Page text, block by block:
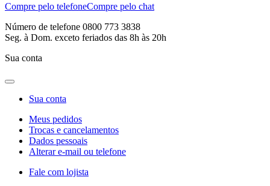
Compre pelo telefoneCompre pelo chat
Número de telefone 0800 773 3838
Seg. à Dom. exceto feriados das 8h às 20h
Sua conta
Sua conta
Meus pedidos
Trocas e cancelamentos
Dados pessoais
Alterar e-mail ou telefone
Fale com lojista